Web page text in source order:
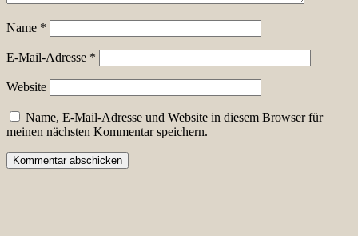
Name *
E-Mail-Adresse *
Website
Name, E-Mail-Adresse und Website in diesem Browser für
meinen nächsten Kommentar speichern.